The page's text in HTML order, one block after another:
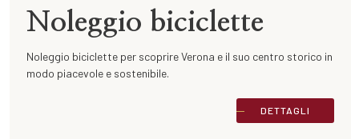
Noleggio biciclette
Noleggio biciclette per scoprire Verona e il suo centro storico in
modo piacevole e sostenibile.
DETTAGLI